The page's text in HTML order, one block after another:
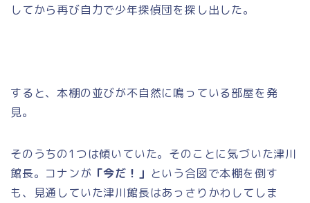
してから再び自力で少年探偵団を探し出した。
すると、本棚の並びが不自然に鳴っている部屋を発
見。
そのうちの1つは傾いていた。そのことに気づいた津川
館長。コナンが 「今だ！」 という合図で本棚を倒す
も、見通していた津川館長はあっさりかわしてしま